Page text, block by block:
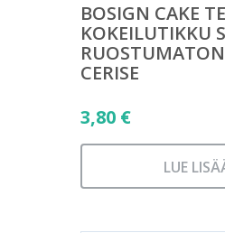
BOSIGN CAKE
KOKEILUTIKKU
CERISE
3,80 €
LUE